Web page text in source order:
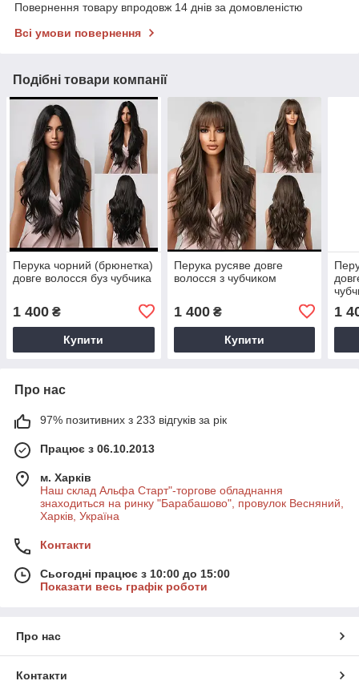
Повернення товару впродовж 14 днів за домовленістю
Всі умови повернення
Подібні товари компанії
Перука чорний (брюнетка)
довге волосся буз чубчика
1 400 ₴
Купити
Перука русяве довге
волосся з чубчиком
1 400₴
Купити
1
Про нас
97% позитивних з 233 відгуків за рік
Працює з 06.10.2013
м. Харків
Наш склад Альфа Старт"-торгове обладнання
знаходиться на ринку "Барабашово", провулок Весняний,
Харків, Україна
Контакти
Сьогодні працює з 10:00 до 15:00
Показати весь графік роботи
Про нас
Контакти